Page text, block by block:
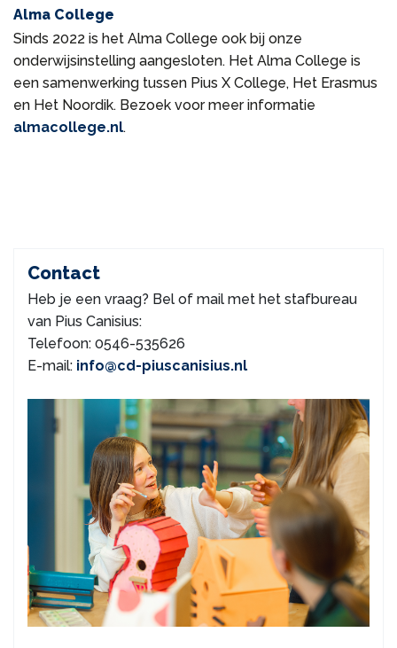
Alma College
Sinds 2022 is het Alma College ook bij onze
onderwijsinstelling aangesloten. Het Alma College is
een samenwerking tussen Pius X College, Het Erasmus
en Het Noordik. Bezoek voor meer informatie
almacollege.nl.
Contact
Heb je een vraag? Bel of mail met het stafbureau
van Pius Canisius:
Telefoon: 0546-535626
E-mail: info@cd-piuscanisius.nl